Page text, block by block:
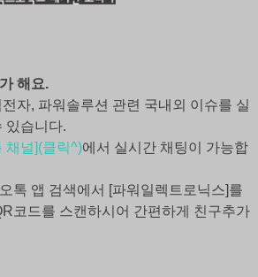
해요.
자, 파워솔루션 관련 국내외 이슈를 실
있습니다.
채널](클릭^)에서 실시간 채팅이 가능합
톡 앱 검색에서 [파워일렉트로닉스]를
코드를 스캔하시어 간편하게 친구추가